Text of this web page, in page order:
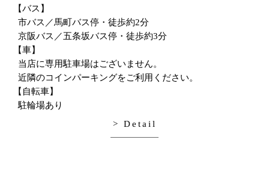
【バス】
市バス／馬町バス停・徒歩約2分
京阪バス／五条坂バス停・徒歩約3分
【車】
当店に専用駐車場はございません。
近隣のコインパーキングをご利用ください。
【自転車】
駐輪場あり
> Detail